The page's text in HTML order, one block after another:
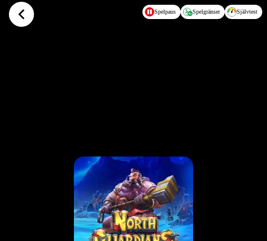
Hoppa till huvudinnehållet Spelpaus Spelgränser Självtest